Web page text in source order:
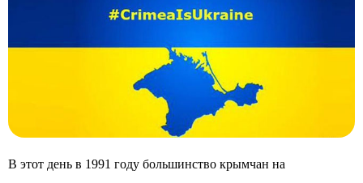
В этот день в 1991 году большинство крымчан на